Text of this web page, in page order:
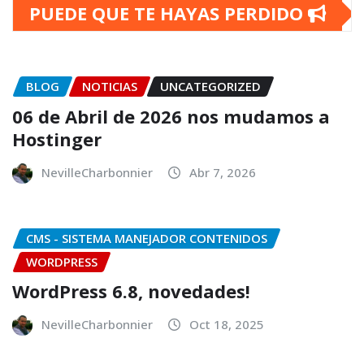
PUEDE QUE TE HAYAS PERDIDO
BLOG NOTICIAS UNCATEGORIZED
06 de Abril de 2026 nos mudamos a
Hostinger
NevilleCharbonnier Abr 7, 2026
CMS - SISTEMA MANEJADOR CONTENIDOS
WORDPRESS
WordPress 6.8, novedades!
NevilleCharbonnier Oct 18, 2025